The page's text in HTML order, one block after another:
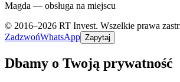
Magda — obsługa na miejscu
© 2016–2026 RT Invest. Wszelkie prawa
ZadzwońWhatsApp Zapytaj
Dbamy o Twoją prywatność